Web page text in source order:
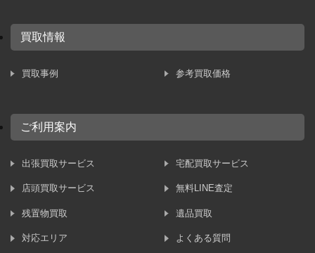
買取情報
買取事例 参考買取価格
ご利用案内
出張買取サービス 宅配買取サービス
店頭買取サービス 無料LINE査定
残置物買取 遺品買取
対応エリア よくある質問